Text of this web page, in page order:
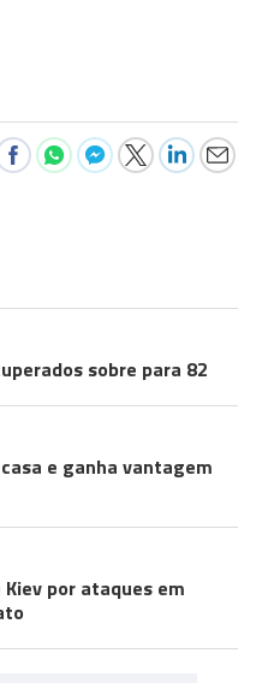
sobre para 82
e ganha vantagem
por ataques em